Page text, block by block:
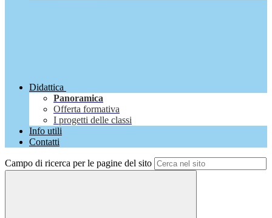
Didattica
Panoramica
Offerta formativa
I progetti delle classi
Info utili
Contatti
Campo di ricerca per le pagine del sito